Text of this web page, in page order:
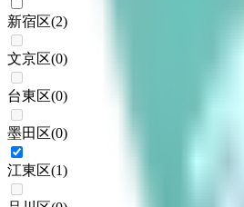
新宿区(2)
文京区(0)
台東区(0)
墨田区(0)
江東区(1)